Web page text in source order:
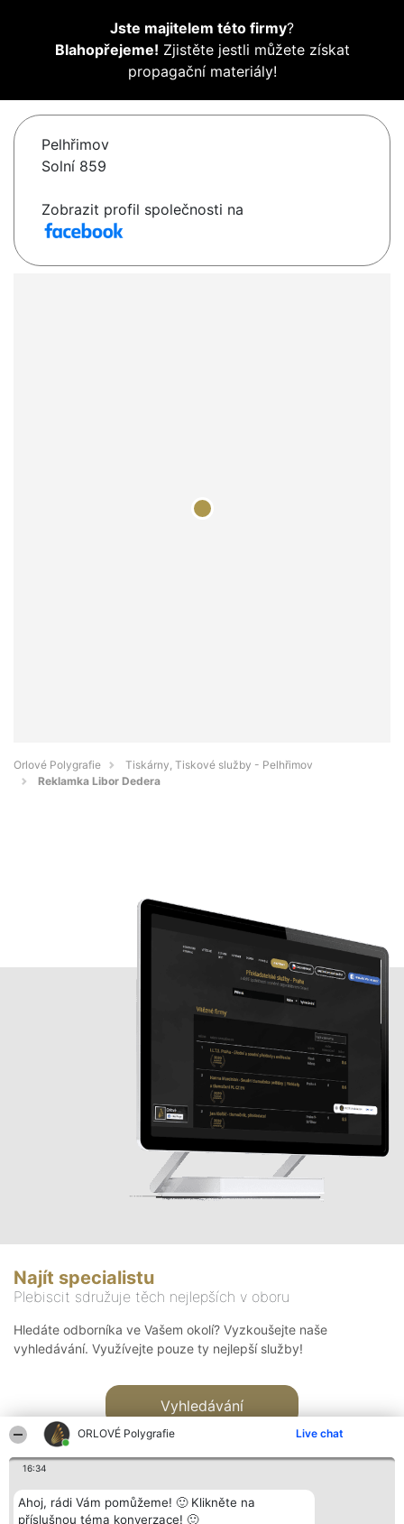
ORLOVÉ Polygrafie Live chat
16:34
Ahoj, rádi Vám pomůžeme! 🙂 Klikněte na
příslušnou téma konverzace! 🙂
Jste majitelem této firmy?
Blahopřejeme! Zjistěte jestli můžete získat
propagační materiály!
Pelhřimov
Solní 859
Zobrazit profil společnosti na
Orlové Polygrafie
Tiskárny, Tiskové služby - Pelhřimov
Reklamka Libor Dedera
Najít specialistu
Plebiscit sdružuje těch nejlepších v oboru
Hledáte odborníka ve Vašem okolí? Vyzkoušejte naše
vyhledávání. Využívejte pouze ty nejlepší služby!
Vyhledávání